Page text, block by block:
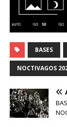
BASES
NOCTIVAGOS